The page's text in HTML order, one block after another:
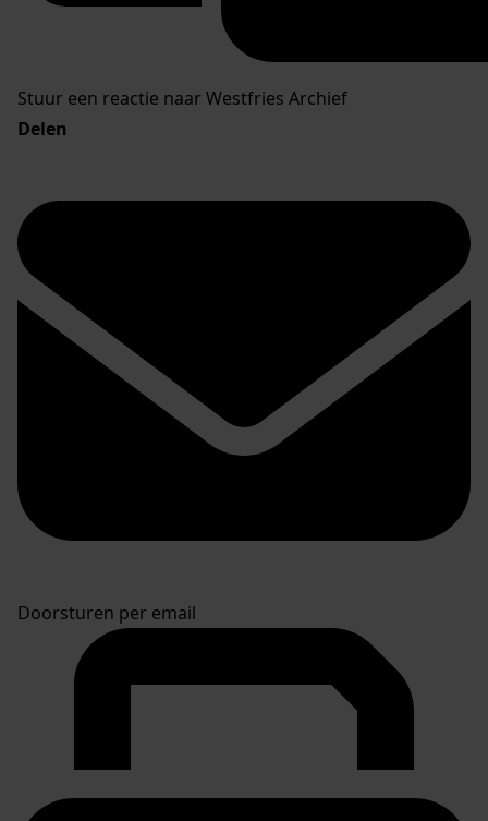
Stuur een reactie naar Westfries Archief
Delen
Doorsturen per email